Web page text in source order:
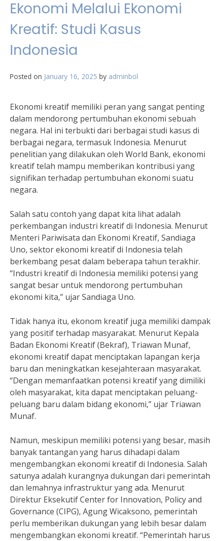
Ekonomi Melalui Ekonomi
Kreatif: Studi Kasus
Indonesia
Posted on January 16, 2025 by adminbol
Ekonomi kreatif memiliki peran yang sangat penting
dalam mendorong pertumbuhan ekonomi sebuah
negara. Hal ini terbukti dari berbagai studi kasus di
berbagai negara, termasuk Indonesia. Menurut
penelitian yang dilakukan oleh World Bank, ekonomi
kreatif telah mampu memberikan kontribusi yang
signifikan terhadap pertumbuhan ekonomi suatu
negara.
Salah satu contoh yang dapat kita lihat adalah
perkembangan industri kreatif di Indonesia. Menurut
Menteri Pariwisata dan Ekonomi Kreatif, Sandiaga
Uno, sektor ekonomi kreatif di Indonesia telah
berkembang pesat dalam beberapa tahun terakhir.
“Industri kreatif di Indonesia memiliki potensi yang
sangat besar untuk mendorong pertumbuhan
ekonomi kita,” ujar Sandiaga Uno.
Tidak hanya itu, ekonom kreatif juga memiliki dampak
yang positif terhadap masyarakat. Menurut Kepala
Badan Ekonomi Kreatif (Bekraf), Triawan Munaf,
ekonomi kreatif dapat menciptakan lapangan kerja
baru dan meningkatkan kesejahteraan masyarakat.
“Dengan memanfaatkan potensi kreatif yang dimiliki
oleh masyarakat, kita dapat menciptakan peluang-
peluang baru dalam bidang ekonomi,” ujar Triawan
Munaf.
Namun, meskipun memiliki potensi yang besar, masih
banyak tantangan yang harus dihadapi dalam
mengembangkan ekonomi kreatif di Indonesia. Salah
satunya adalah kurangnya dukungan dari pemerintah
dan lemahnya infrastruktur yang ada. Menurut
Direktur Eksekutif Center for Innovation, Policy and
Governance (CIPG), Agung Wicaksono, pemerintah
perlu memberikan dukungan yang lebih besar dalam
mengembangkan ekonomi kreatif. “Pemerintah harus